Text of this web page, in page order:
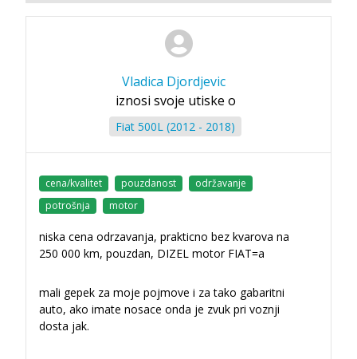
Vladica Djordjevic
iznosi svoje utiske o
Fiat 500L (2012 - 2018)
cena/kvalitet pouzdanost
održavanje
potrošnja
motor
niska cena odrzavanja, prakticno bez kvarova na
250 000 km, pouzdan, DIZEL motor FIAT=a
mali gepek za moje pojmove i za tako gabaritni
auto, ako imate nosace onda je zvuk pri voznji
dosta jak.